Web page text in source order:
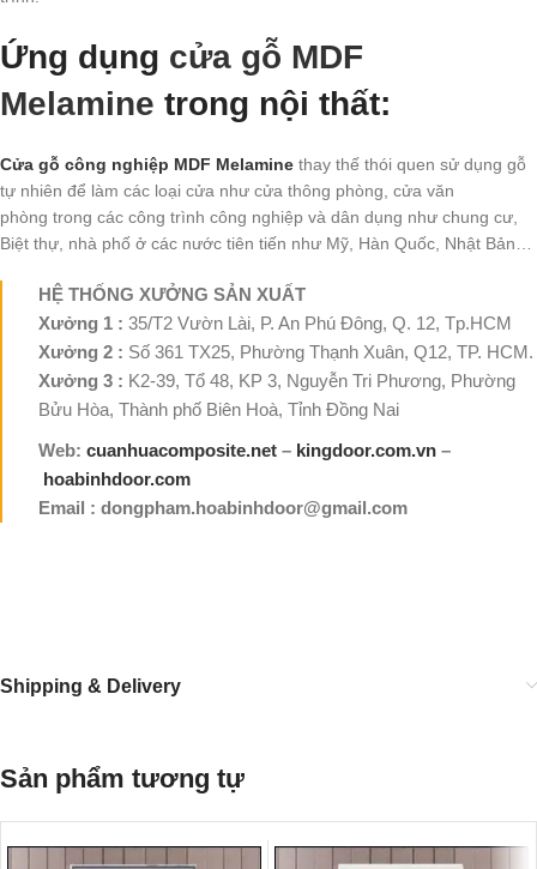
Ứng dụng cửa gỗ MDF
Melamine trong nội thất:
Cửa gỗ công nghiệp MDF Melamine thay thế thói quen sử dụng gỗ
tự nhiên để làm các loại cửa như cửa thông phòng, cửa văn
phòng trong các công trình công nghiệp và dân dụng như chung cư,
Biệt thự, nhà phố ở các nước tiên tiến như Mỹ, Hàn Quốc, Nhật Bản…
HỆ THỐNG XƯỞNG SẢN XUẤT
Xưởng 1 : 35/T2 Vườn Lài, P. An Phú Đông, Q. 12, Tp.HCM
Xưởng 2 : Số 361 TX25, Phường Thạnh Xuân, Q12, TP. HCM.
Xưởng 3 : K2-39, Tổ 48, KP 3, Nguyễn Tri Phương, Phường
Bửu Hòa, Thành phố Biên Hoà, Tỉnh Đồng Nai
Web: cuanhuacomposite.net – kingdoor.com.vn –
hoabinhdoor.com
Email : dongpham.hoabinhdoor@gmail.com
Shipping & Delivery
Sản phẩm tương tự